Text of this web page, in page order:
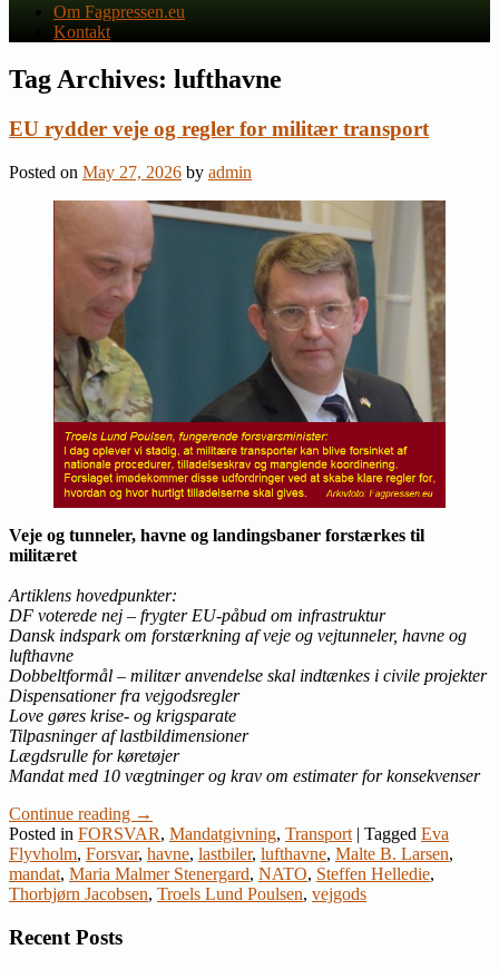
Om Fagpressen.eu
Kontakt
Tag Archives: lufthavne
EU rydder veje og regler for militær transport
Posted on May 27, 2026 by admin
Veje og tunneler, havne og landingsbaner forstærkes til
militæret
Artiklens hovedpunkter:
DF voterede nej – frygter EU-påbud om infrastruktur
Dansk indspark om forstærkning af veje og vejtunneler, havne og
lufthavne
Dobbeltformål – militær anvendelse skal indtænkes i civile projekter
Dispensationer fra vejgodsregler
Love gøres krise- og krigsparate
Tilpasninger af lastbildimensioner
Lægdsrulle for køretøjer
Mandat med 10 vægtninger og krav om estimater for konsekvenser
Continue reading →
Posted in FORSVAR, Mandatgivning, Transport | Tagged Eva
Flyvholm, Forsvar, havne, lastbiler, lufthavne, Malte B. Larsen,
mandat, Maria Malmer Stenergard, NATO, Steffen Helledie,
Thorbjørn Jacobsen, Troels Lund Poulsen, vejgods
Recent Posts